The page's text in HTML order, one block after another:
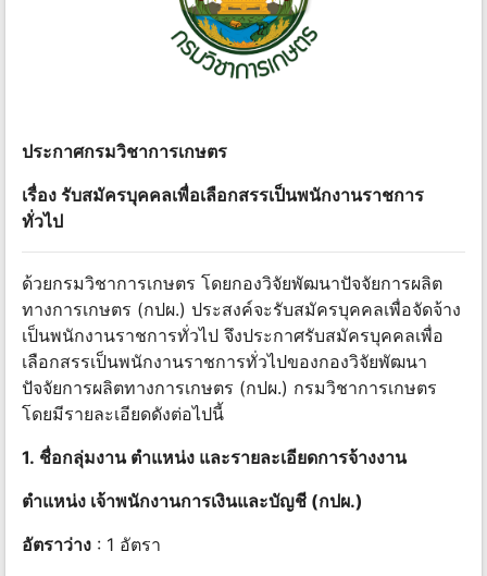
ประกาศกรมวิชาการเกษตร
เรื่อง รับสมัครบุคคลเพื่อเลือกสรรเป็นพนักงานราชการ
ทั่วไป
ด้วยกรมวิชาการเกษตร โดยกองวิจัยพัฒนาปัจจัยการผลิต
ทางการเกษตร (กปผ.) ประสงค์จะรับสมัครบุคคลเพื่อจัดจ้าง
เป็นพนักงานราชการทั่วไป จึงประกาศรับสมัครบุคคลเพื่อ
เลือกสรรเป็นพนักงานราชการทั่วไปของกองวิจัยพัฒนา
ปัจจัยการผลิตทางการเกษตร (กปผ.) กรมวิชาการเกษตร
โดยมีรายละเอียดดังต่อไปนี้
1. ชื่อกลุ่มงาน ตําแหน่ง และรายละเอียดการจ้างงาน
ตําแหน่ง เจ้าพนักงานการเงินและบัญชี (กปผ.)
อัตราว่าง : 1 อัตรา